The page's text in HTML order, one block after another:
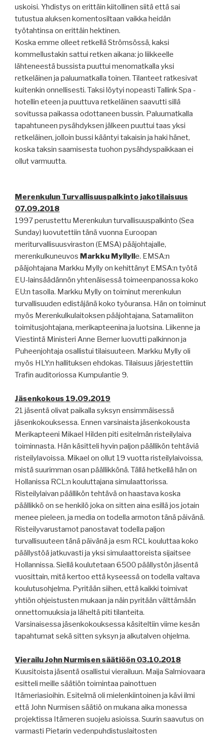
uskoisi. Yhdistys on erittäin kiitollinen siitä että sai
tutustua aluksen komentosiltaan vaikka heidän
työtahtinsa on erittäin hektinen.
Koska emme olleet retkellä Strömsössä, kaksi
kommellustakin sattui retken aikana: jo liikkeelle
lähteneestä bussista puuttui menomatkalla yksi
retkeläinen ja paluumatkalla toinen. Tilanteet ratkesivat
kuitenkin onnellisesti. Taksi löytyi nopeasti Tallink Spa -
hotellin eteen ja puuttuva retkeläinen saavutti sillä
sovitussa paikassa odottaneen bussin. Paluumatkalla
tapahtuneen pysähdyksen jälkeen puuttui taas yksi
retkeläinen, jolloin bussi kääntyi takaisin ja haki hänet,
koska taksin saamisesta tuohon pysähdyspaikkaan ei
ollut varmuutta.
Merenkulun Turvallisuuspalkinto jakotilaisuus
07.09.2018
1997 perustettu Merenkulun turvallisuuspalkinto (Sea
Sunday) luovutettiin tänä vuonna Euroopan
meriturvallisuusviraston (EMSA) pääjohtajalle,
merenkulkuneuvos Markku Myllylle. EMSA:n
pääjohtajana Markku Mylly on kehittänyt EMSA:n työtä
EU-lainsäädännön yhtenäisessä toimeenpanossa koko
EU:n tasolla. Markku Mylly on toiminut merenkulun
turvallisuuden edistäjänä koko työuransa. Hän on toiminut
myös Merenkulkulaitoksen pääjohtajana, Satamaliiton
toimitusjohtajana, merikapteenina ja luotsina. Liikenne ja
Viestintä Ministeri Anne Berner luovutti palkinnon ja
Puheenjohtaja osallistui tilaisuuteen. Markku Mylly oli
myös HLY:n hallituksen ehdokas. Tilaisuus järjestettiin
Trafin auditoriossa Kumpulantie 9.
Jäsenkokous 19.09.2019
21 jäsentä olivat paikalla syksyn ensimmäisessä
jäsenkokouksessa. Ennen varsinaista jäsenkokousta
Merikapteeni Mikael Hilden piti esitelmän risteilylaiva
toiminnasta. Hän käsitteli hyvin paljon päällikön tehtäviä
risteilylavoissa. Mikael on ollut 19 vuotta risteilylaivoissa,
mistä suurimman osan päällikkönä. Tällä hetkellä hän on
Hollanissa RCL:n kouluttajana simulaattorissa.
Risteilylaivan päällikön tehtävä on haastava koska
päällikkö on se henkilö joka on sitten aina esillä jos jotain
menee pieleen, ja media on todella armoton tänä päivänä.
Risteilyvarustamot panostavat todella paljon
turvallisuuteen tänä päivänä ja esm RCL kouluttaa koko
päällystöä jatkuvasti ja yksi simulaattoreista sijaitsee
Hollannissa. Siellä koulutetaan 6500 päällystön jäsentä
vuosittain, mitä kertoo että kyseessä on todella valtava
koulutusohjelma. Pyritään siihen, että kaikki toimivat
yhtiön ohjeistusten mukaan ja näin pyritään välttämään
onnettomuuksia ja läheltä piti tilanteita.
Varsinaisessa jäsenkokouksessa käsiteltiin viime kesän
tapahtumat sekä sitten syksyn ja alkutalven ohjelma.
Vierailu John Nurmisen säätiöön 03.10.2018
Kuusitoista jäsentä osallistui vierailuun. Maija Salmiovaara
esitteli meille säätiön toimintaa painottuen
Itämeriasioihin. Esitelmä oli mielenkiintoinen ja kävi ilmi
että John Nurmisen säätiö on mukana aika monessa
projektissa Itämeren suojelu asioissa. Suurin saavutus on
varmasti Pietarin vedenpuhdistuslaitosten